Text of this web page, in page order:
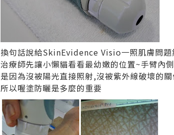
換句話說給SkinEvidence Visio一照肌膚問題
治療師先讓小懶貓看看最幼嫩的位置~手臂內側
是因為沒被陽光直接照射,沒被紫外線破壞的
所以喔塗防曬是多麼的重要